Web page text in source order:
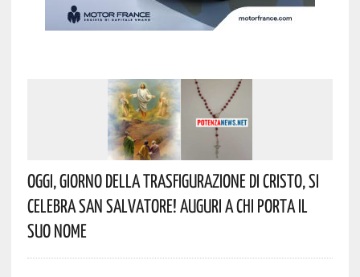
Oggi, Giorno Della Trasfigurazione Di Cristo, Si
Celebra San Salvatore! Auguri A Chi Porta Il
Suo Nome